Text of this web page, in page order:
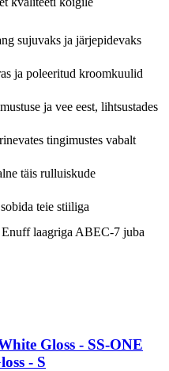
sujuvaks ja järjepidevaks
ja poleeritud kroomkuulid
ja vee eest, lihtsustades
tingimustes vabalt
täis rulluiskude
teie stiiliga
laagriga ABEC-7 juba
Gloss - SS-ONE
- S